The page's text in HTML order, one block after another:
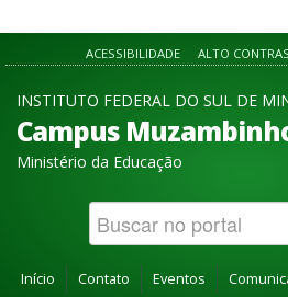
ACESSIBILIDADE ALTO
INSTITUTO FEDERAL DO SUL DE
Campus
Ministério da Educação
Início Contato Eventos